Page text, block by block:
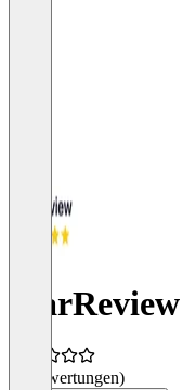
StarReview
(0 Bewertungen)